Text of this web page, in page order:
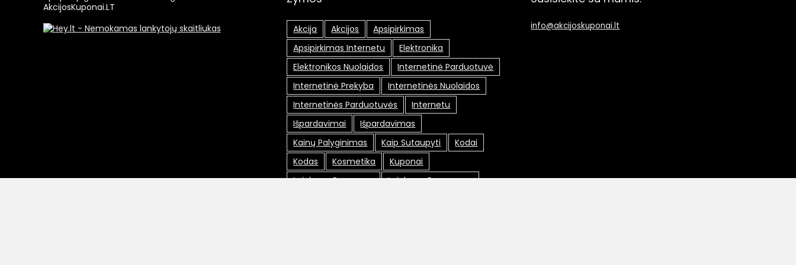
AkcijosKuponai.LT
Akcija Akcijos
Apsipirkimas
Apsipirkimas Internetu
Elektronika
Elektronikos Nuolaidos
Internetinė Parduotuvė
Internetinė Prekyba
Internetinės Nuolaidos
Internetinės Parduotuvės
Internetu
Išpardavimai
Išpardavimas
Kainų Palyginimas
Kaip Sutaupyti
Kodai
Kodas
Kosmetika
Kuponai
Lojalumo Programa
Lojalumo Programos
info@akcijoskuponai.lt